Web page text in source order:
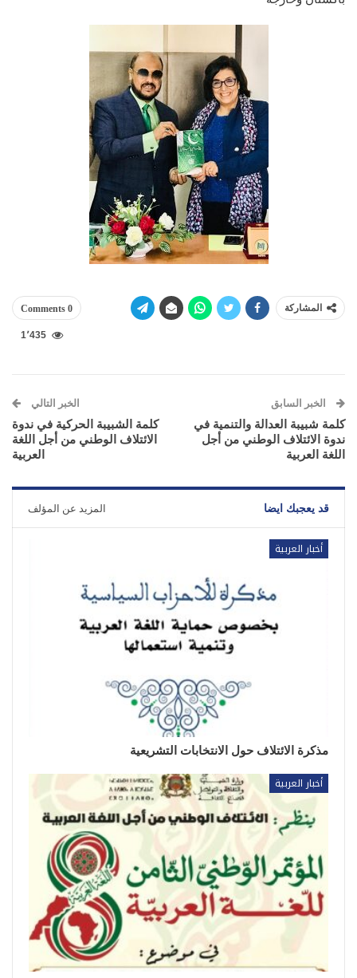
المشاركة 0 Comments
1٬435
الخبر السابق
كلمة شبيبة العدالة والتنمية في
ندوة الائتلاف الوطني من أجل
اللغة العربية
الخبر التالي
كلمة الشبيبة الحركية في ندوة
الائتلاف الوطني من أجل اللغة
العربية
قد يعجبك ايضا المزيد عن المؤلف
أخبار العربية
مذكرة الائتلاف حول الانتخابات التشريعية
أخبار العربية